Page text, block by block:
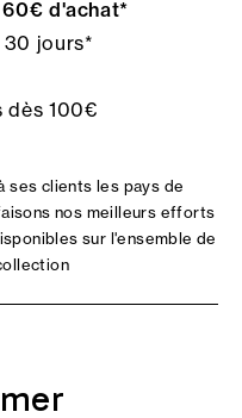
d'achat*
30 jours*
dès 100€
ses clients les pays de
nos meilleurs efforts
sur l'ensemble de